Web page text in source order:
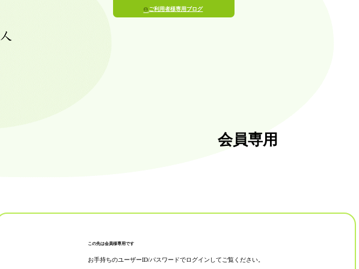
ご利用者様専用ブログ
会員専用
この先は会員様専用です
お手持ちのユーザーID/パスワードでログインしてご覧ください。